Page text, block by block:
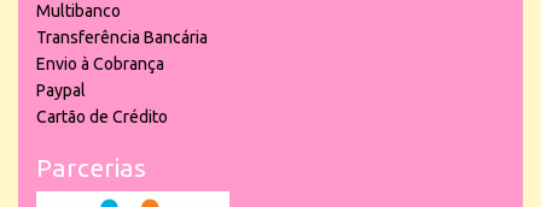
Multibanco
Transferência Bancária
Envio à Cobrança
Paypal
Cartão de Crédito
Parcerias